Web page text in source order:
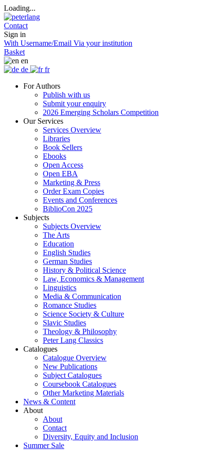
Loading...
Contact
Sign in
With Username/Email Via your institution
Basket
en
de
fr
For Authors
Publish with us
Submit your enquiry
2026 Emerging Scholars Competition
Our Services
Services Overview
Libraries
Book Sellers
Ebooks
Open Access
Open EBA
Marketing & Press
Order Exam Copies
Events and Conferences
BiblioCon 2025
Subjects
Subjects Overview
The Arts
Education
English Studies
German Studies
History & Political Science
Law, Economics & Management
Linguistics
Media & Communication
Romance Studies
Science Society & Culture
Slavic Studies
Theology & Philosophy
Peter Lang Classics
Catalogues
Catalogue Overview
New Publications
Subject Catalogues
Coursebook Catalogues
Other Marketing Materials
News & Content
About
About
Contact
Diversity, Equity and Inclusion
Summer Sale